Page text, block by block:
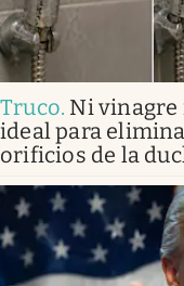
Truco. Ni vinagre
ideal para
orificios de la